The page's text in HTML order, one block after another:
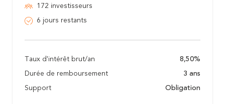
172 investisseurs
6 jours restants
Taux d'intérêt brut/an 8,50%
Durée de remboursement 3 ans
Support Obligation